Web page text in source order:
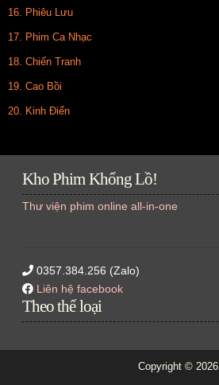
16. Phiêu Lưu
17. Phim Ca Nhạc
18. Chiến Tranh
19. Cao Bồi
20. Kinh Điển
Kho Phim Khổng Lồ!
Thư viện phim online all-in-one
0357.384.256 (Zalo)
Liên hệ facebook
Theo thể loại
Copyright © 2026